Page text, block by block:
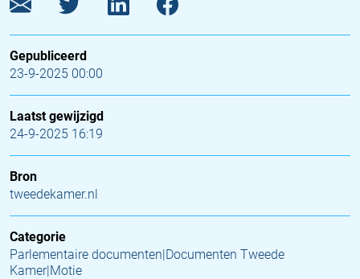
Gepubliceerd
23-9-2025 00:00
Laatst gewijzigd
24-9-2025 16:19
Bron
tweedekamer.nl
Categorie
Parlementaire documenten|Documenten Tweede
Kamer|Motie